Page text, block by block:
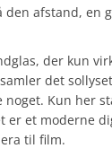
den afstand, en
der kun
det
Kun her
er et moderne
til film.